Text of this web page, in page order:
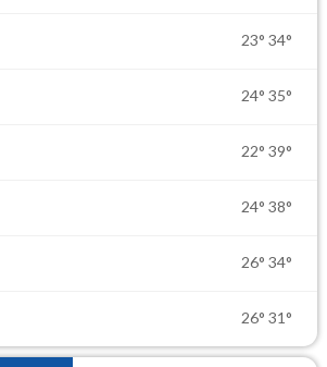
23° 34°
24° 35°
22° 39°
24° 38°
26° 34°
26° 31°